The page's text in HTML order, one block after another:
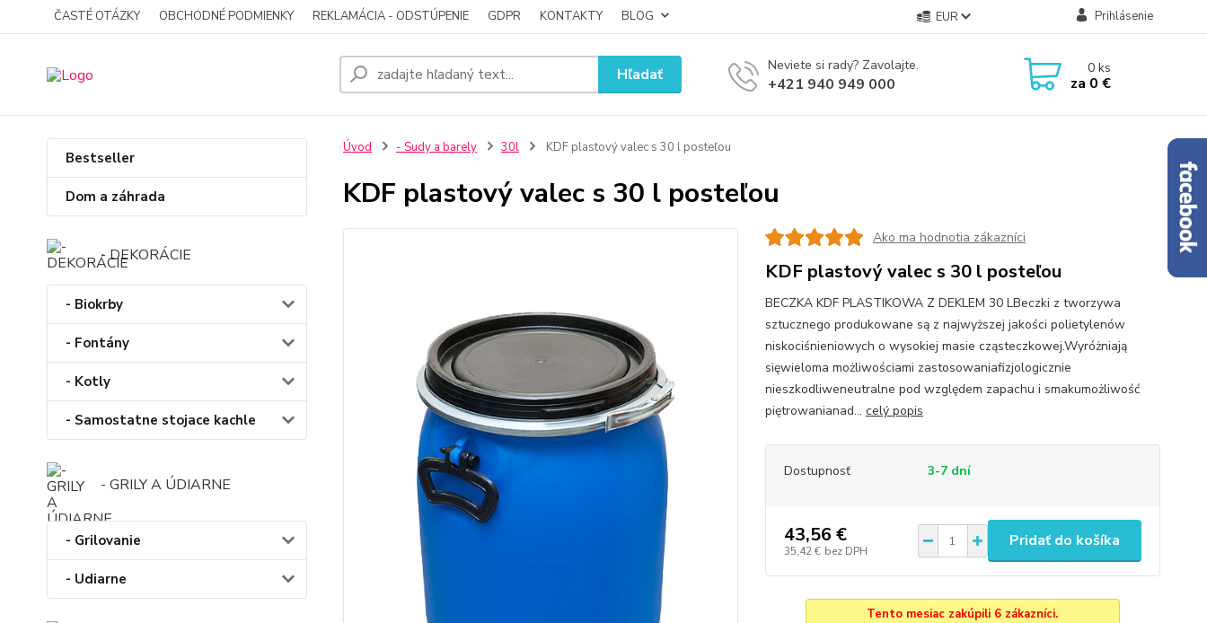
ČASTÉ OTÁZKY OBCHODNÉ PODMIENKY REKLAMÁCIA - ODSTÚPENIE GDPR KONTAKTY BLOG EUR Prihlásenie
Hľadať Neviete si rady? Zavolajte.
+421 940 949 000
0ks
za 0 €
Bestseller
Dom a záhrada
- DEKORÁCIE
- Biokrby
- Fontány
- Kotly
- Samostatne stojace kachle
- GRILY A ÚDIARNE
- Grilovanie
- Udiarne
Úvod - Sudy a barely 30l KDF plastový valec s 30 l posteľou
KDF plastový valec s 30 l posteľou
Ako ma hodnotia zákazníci
KDF plastový valec s 30 l posteľou
BECZKA KDF PLASTIKOWA Z DEKLEM 30 LBeczki z tworzywa
sztucznego produkowane są z najwyższej jakości polietylenów
niskociśnieniowych o wysokiej masie cząsteczkowej.Wyróżniają
sięwieloma możliwościami zastosowaniafizjologicznie
nieszkodliweneutralne pod względem zapachu i smakumożliwość
piętrowanianad... celý popis
Dostupnosť 3-7 dní
43,56 €
35,42 € bez DPH
Pridať do košíka
Tento mesiac zakúpili 6 zákazníci.